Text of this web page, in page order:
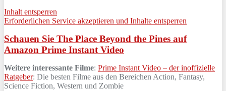
Inhalt entsperren
Erforderlichen Service akzeptieren und Inhalte entsperren
Schauen Sie The Place Beyond the Pines auf
Amazon Prime Instant Video
Weitere interessante Filme: Prime Instant Video – der inoffizielle
Ratgeber: Die besten Filme aus den Bereichen Action, Fantasy,
Science Fiction, Western und Zombie